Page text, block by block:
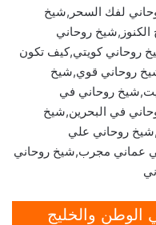
لفك السحر,شيخ
روحاني
روحاني كويتي,كيف تكون
روحاني قوي,شيخ
روحاني في
في البحرين,شيخ
روحاني علي
عماني مجرب,شيخ روحاني
الوطن والخليج